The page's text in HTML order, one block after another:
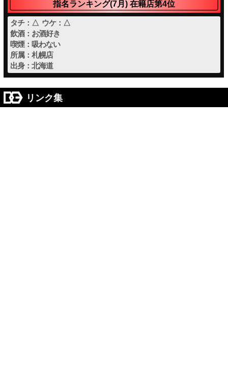
指名ランキング(7月) 在籍店第4位
タチ：△ ウケ：△
飲酒：お酒好き
喫煙：吸わない
所属：札幌店
出身：北海道
リンク集